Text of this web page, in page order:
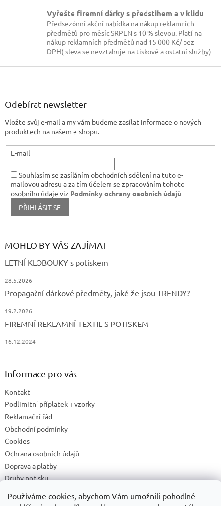
Používáme cookies, abychom Vám umožnili pohodlné
l
á
d
a
c
p
ý
i
Vyřešte firemní dárky s předstihem a v klidu
Předsezónní akční nabídka na nákup reklamních
předmětů pro měsíc SRPEN s 10 % slevou. Platí na
nákup reklamních předmětů nad 15 000 Kč/ bez
DPH( sleva se nevztahuje na tiskové a ostatní služby)
Z
Odebírat newsletter
Vložte svůj e-mail a my vám budeme zasílat informace o nových
produktech na našem e-shopu.
E-mail
Souhlasím se zasíláním obchodních sdělení na tuto e-
mailovou adresu a za tím účelem se zpracováním tohoto
osobního údaje viz Podmínky ochrany osobních údajů
PŘIHLÁSIT SE
MOHLO BY VÁS ZAJÍMAT
LETNÍ KLOBOUKY s potiskem
28.5.2026
Propagační dárkové předměty, jaké že jsou TRENDY?
19.2.2026
FIREMNÍ REKLAMNÍ TEXTIL S POTISKEM
16.12.2024
Informace pro vás
Kontakt
Podlimitní příplatek + vzorky
Reklamační řád
Obchodní podmínky
Cookies
Ochrana osobních údajů
Doprava a platby
Druhy potisku
Recyklační příspěvky a zpětný odběr elektrozařízení/baterií